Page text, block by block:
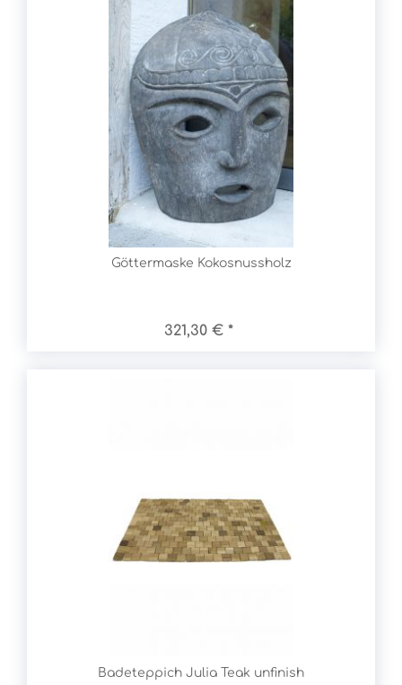
Göttermaske Kokosnussholz
321,30 € *
Badeteppich Julia Teak unfinish